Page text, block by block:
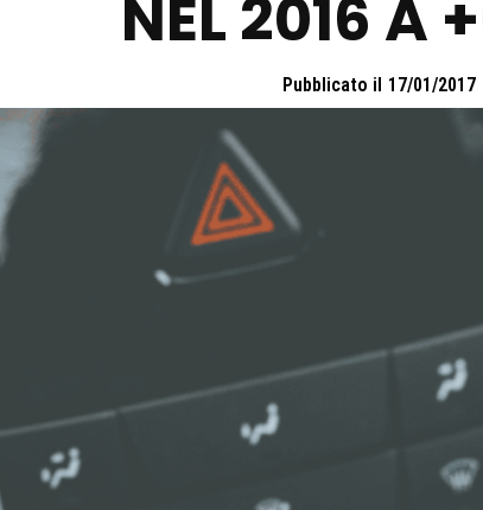
NEL 2016 A
Pubblicato il 17/01/2017